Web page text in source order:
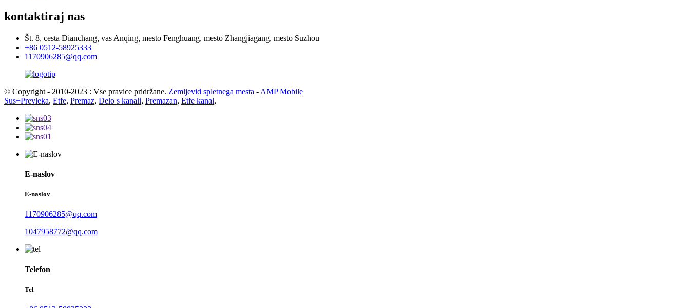
kontaktiraj nas
Št. 8, cesta Dianchang, vas Anqing, mesto Fenghuang, mesto Zhangjiagang, mesto Suzhou
+86 0512-58925333
1170906285@qq.com
© Copyright - 2010-2023 : Vse pravice pridržane. Zemljevid spletnega mesta - AMP Mobile
Sus+Prevleka, Etfe, Premaz, Delo s kanali, Premazan, Etfe kanal,
E-naslov
E-naslov
1170906285@qq.com
1047958772@qq.com
Telefon
Tel